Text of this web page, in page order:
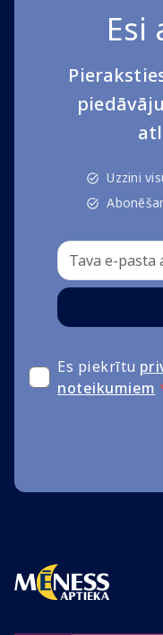
Esi
Uzzini
Es piekrītu
noteikumiem